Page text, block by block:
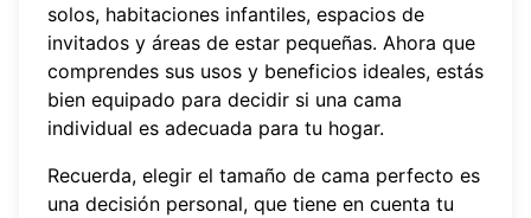
solos, habitaciones infantiles, espacios de
invitados y áreas de estar pequeñas. Ahora que
comprendes sus usos y beneficios ideales, estás
bien equipado para decidir si una cama
individual es adecuada para tu hogar.
Recuerda, elegir el tamaño de cama perfecto es
una decisión personal, que tiene en cuenta tu